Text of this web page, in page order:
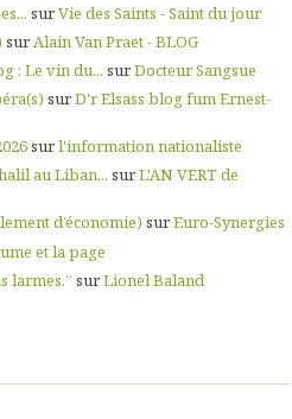
surVie des Saints - Saint du jour
surAlain Van Praet - BLOG
: Le vin du... surDocteur Sangsue
surD'r Elsass blog fum Ernest-
surl'information nationaliste
au Liban... surL'AN VERT de
d’économie) surEuro-Synergies
et la page
larmes.” surLionel Baland